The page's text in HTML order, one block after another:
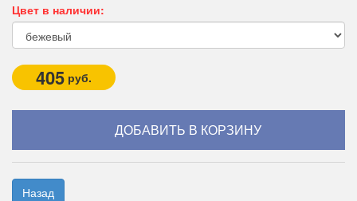
Цвет в наличии:
405 руб.
Назад